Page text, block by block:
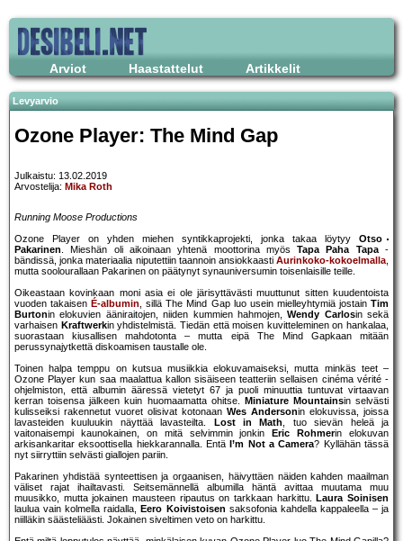
Arviot Haastattelut Artikkelit
Levyarvio
Ozone Player: The Mind Gap
Julkaistu: 13.02.2019
Arvostelija: Mika Roth
Running Moose Productions
Ozone Player on yhden miehen syntikkaprojekti, jonka takaa löytyy Otso
Pakarinen. Mieshän oli aikoinaan yhtenä moottorina myösTapa Paha Tapa-
bändissä, jonka materiaalia niputettiin taannoin ansiokkaasti Aurinkoko-kokoelmalla,
mutta soolourallaan Pakarinen on päätynyt synauniversumin toisenlaisille teille.
Oikeastaan kovinkaan moni asia ei ole järisyttävästi muuttunut sitten kuudentoista
vuoden takaisen É-albumin, sillä The Mind Gap luo usein mielleyhtymiä jostainTim
Burtonin elokuvien ääniraitojen, niiden kummien hahmojen,Wendy Carlosin sekä
varhaisen Kraftwerkin yhdistelmistä. Tiedän että moisen kuvitteleminen on hankalaa,
suorastaan kiusallisen mahdotonta – mutta eipä The Mind Gapkaan mitään
perussynajytkettä diskoamisen taustalle ole.
Toinen halpa temppu on kutsua musiikkia elokuvamaiseksi, mutta minkäs teet –
Ozone Player kun saa maalattua kallon sisäiseen teatteriin sellaisen cinéma vérité -
ohjelmiston, että albumin ääressä vietetyt 67 ja puoli minuuttia tuntuvat virtaavan
kerran toisensa jälkeen kuin huomaamatta ohitse.
Miniature Mountainsin selvästi
kulisseiksi rakennetut vuoret olisivat kotonaan Wes Andersonin elokuvissa, joissa
lavasteiden kuuluukin näyttää lavasteilta.
Lost in Math, tuo sievän heleä ja
vaitonaisempi kaunokainen, on mitä selvimmin jonkin
Eric Rohmerin elokuvan
arkisankaritar eksoottisella hiekkarannalla. Entä I’m Not a Camera? Kyllähän tässä
nyt siirryttiin selvästi giallojen pariin.
Pakarinen yhdistää synteettisen ja orgaanisen, häivyttäen näiden kahden maailman
väliset rajat ihailtavasti. Seitsemännellä albumilla häntä avittaa muutama muu
muusikko, mutta jokainen mausteen ripautus on tarkkaan harkittu. Laura Soinisen
laulua vain kolmella raidalla, Eero Koivistoisen saksofonia kahdella kappaleella – ja
niilläkin säästeliäästi. Jokainen siveltimen veto on harkittu.